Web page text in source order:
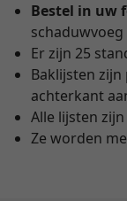
Bestel in uw
schaduwvoeg
Er zijn 25
Baklijsten
achterkant
Alle lijsten
Ze worden